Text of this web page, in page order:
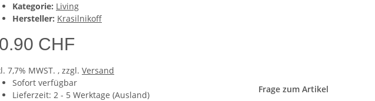
Kategorie: Living
Hersteller: Krasilnikoff
CHF
7,7% MWST. , zzgl. Versand
Sofort verfügbar
Lieferzeit: 2 - 5 Werktage (Ausland)
Frage zum Artikel